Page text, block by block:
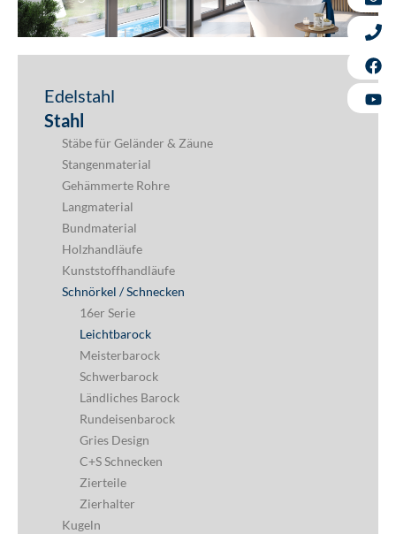
Edelstahl
Stahl
Stäbe für Geländer & Zäune
Stangenmaterial
Gehämmerte Rohre
Langmaterial
Bundmaterial
Holzhandläufe
Kunststoffhandläufe
Schnörkel / Schnecken
16er Serie
Leichtbarock
Meisterbarock
Schwerbarock
Ländliches Barock
Rundeisenbarock
Gries Design
C+S Schnecken
Zierteile
Zierhalter
Kugeln